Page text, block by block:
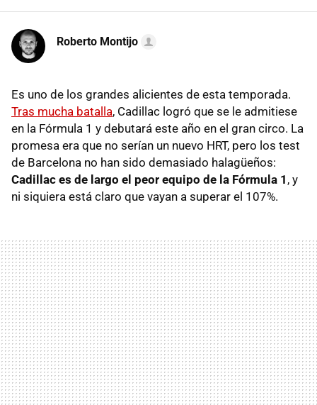
Roberto Montijo
Es uno de los grandes alicientes de esta temporada.
Tras mucha batalla, Cadillac logró que se le admitiese
en la Fórmula 1 y debutará este año en el gran circo. La
promesa era que no serían un nuevo HRT, pero los test
de Barcelona no han sido demasiado halagüeños:
Cadillac es de largo el peor equipo de la Fórmula 1 , y
ni siquiera está claro que vayan a superar el 107%.